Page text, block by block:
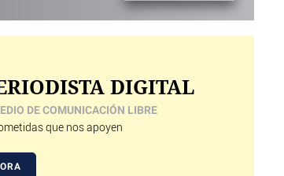
DIGITAL
DE COMUNICACIÓN LIBRE
que nos apoyen